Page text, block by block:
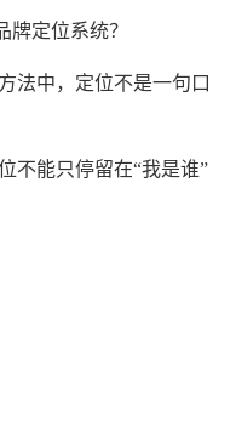
牌定位系统？
法中，定位不是一句口
不能只停留在“我是谁”